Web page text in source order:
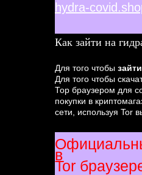
hydra-
Как зайти на
Для того чтобы
Для того чтобы
Тор браузером для
покупки в
сети, используя Tor
в
Tor